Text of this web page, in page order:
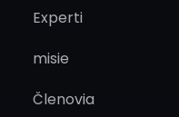
Experti
misie
Členovia